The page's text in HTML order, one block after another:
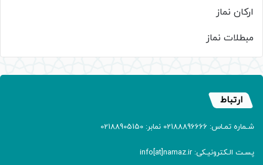
ارکان نماز
مبطلات نماز
ارتباط
شـماره تمـاس: 02188896666 نمابر: 02188905150
پسـت الـکترونیـکی: info[at]namaz.ir